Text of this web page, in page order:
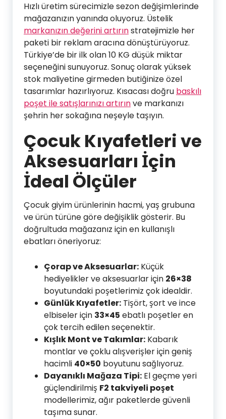
Hızlı üretim sürecimizle sezon değişimlerinde
mağazanızın yanında oluyoruz. Üstelik
markanızın değerini artırınstratejimizle her
paketi bir reklam aracına dönüştürüyoruz.
Türkiye’de bir ilk olan 10 KG düşük miktar
seçeneğini sunuyoruz. Sonuç olarak yüksek
stok maliyetine girmeden butiğinize özel
tasarımlar hazırlıyoruz. Kısacası doğru baskılı
poşet ile satışlarınızı artırınve markanızı
şehrin her sokağına neşeyle taşıyın.
Çocuk Kıyafetleri ve
Aksesuarları İçin
İdeal Ölçüler
Çocuk giyim ürünlerinin hacmi, yaş grubuna
ve ürün türüne göre değişiklik gösterir. Bu
doğrultuda mağazanız için en kullanışlı
ebatları öneriyoruz:
Çorap ve Aksesuarlar: Küçük
hediyelikler ve aksesuarlar için 26×38
boyutundaki poşetlerimiz çok idealdir.
Günlük Kıyafetler: Tişört, şort ve ince
elbiseler için 33×45 ebatlı poşetler en
çok tercih edilen seçenektir.
Kışlık Mont ve Takımlar: Kabarık
montlar ve çoklu alışverişler için geniş
hacimli 40×50 boyutunu sağlıyoruz.
Dayanıklı Mağaza Tipi: El geçme yeri
güçlendirilmiş F2 takviyeli poşet
modellerimiz, ağır paketlerde güvenli
taşıma sunar.